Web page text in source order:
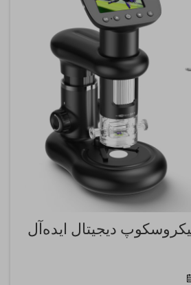
دیجیتال ایده‌آل